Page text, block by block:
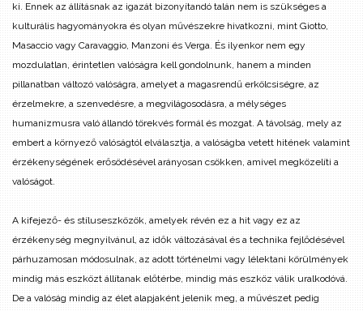
ki. Ennek az állításnak az igazát bizonyítandó talán nem is szükséges a
kulturális hagyományokra és olyan művészekre hivatkozni, mint Giotto,
Masaccio vagy Caravaggio, Manzoni és Verga. És ilyenkor nem egy
mozdulatlan, érintetlen valóságra kell gondolnunk, hanem a minden
pillanatban változó valóságra, amelyet a magasrendű erkölcsiségre, az
érzelmekre, a szenvedésre, a megvilágosodásra, a mélységes
humanizmusra való állandó törekvés formál és mozgat. A távolság, mely az
embert a környező valóságtól elválasztja, a valóságba vetett hitének valamint
érzékenységének erősödésével arányosan csökken, amivel megközelíti a
valóságot.
A kifejező- és stíluseszközök, amelyek révén ez a hit vagy ez az
érzékenység megnyilvánul, az idők változásával és a technika fejlődésével
párhuzamosan módosulnak, az adott történelmi vagy lélektani körülmények
mindig más eszközt állítanak előtérbe, mindig más eszköz válik uralkodóvá.
De a valóság mindig az élet alapjaként jelenik meg, a művészet pedig